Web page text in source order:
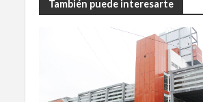
También puede interesarte